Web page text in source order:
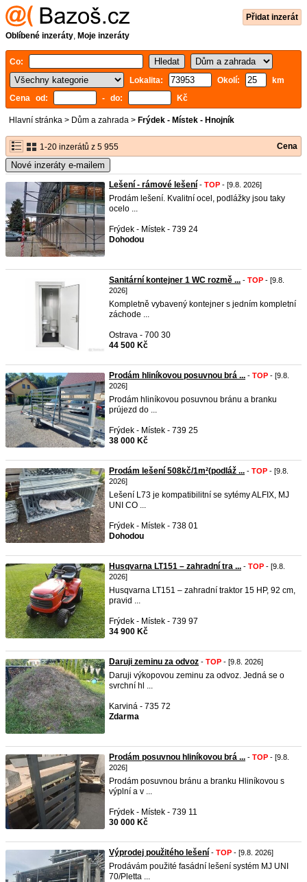
Přidat inzerát
Oblíbené inzeráty, Moje inzeráty
Co:
Lokalita:
Okolí:
km
Cena od:
- do: Kč
Hlavní stránka > Dům a zahrada > Frýdek - Místek - Hnojník
1-20 inzerátů z 5 955 Cena
Nové inzeráty e-mailem
Lešení - rámové lešení - TOP - [9.8. 2026]
Prodám lešení. Kvalitní ocel, podlážky jsou taky
ocelo ...
Frýdek - Místek - 739 24
Dohodou
Sanitární kontejner 1 WC rozmě ... - TOP - [9.8.
2026]
Kompletně vybavený kontejner s jedním kompletní
záchode ...
Ostrava - 700 30
44 500 Kč
Prodám hliníkovou posuvnou brá ... - TOP - [9.8.
2026]
Prodám hliníkovou posuvnou bránu a branku
prújezd do ...
Frýdek - Místek - 739 25
38 000 Kč
Prodám lešení 508kč/1m²(podláž ... - TOP - [9.8.
2026]
Lešení L73 je kompatibilitní se sytémy ALFIX, MJ
UNI CO ...
Frýdek - Místek - 738 01
Dohodou
Husqvarna LT151 – zahradní tra ... - TOP - [9.8.
2026]
Husqvarna LT151 – zahradní traktor 15 HP, 92 cm,
pravid ...
Frýdek - Místek - 739 97
34 900 Kč
Daruji zeminu za odvoz - TOP - [9.8. 2026]
Daruji výkopovou zeminu za odvoz. Jedná se o
svrchní hl ...
Karviná - 735 72
Zdarma
Prodám posuvnou hliníkovou brá ... - TOP - [9.8.
2026]
Prodám posuvnou bránu a branku Hliníkovou s
výplní a v ...
Frýdek - Místek - 739 11
30 000 Kč
Výprodej použitého lešení - TOP - [9.8. 2026]
Prodávám použité fasádní lešení systém MJ UNI
70/Pletta ...